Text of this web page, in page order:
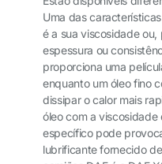
Uma das
é a sua viscosidade ou,
espessura ou
proporciona uma
enquanto um óleo fino
dissipar o calor mais
óleo com a
específico pode
lubrificante fornecido